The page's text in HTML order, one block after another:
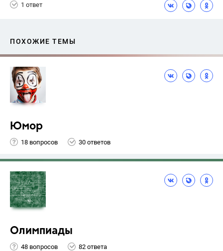
1 ответ
ПОХОЖИЕ ТЕМЫ
Юмор
18 вопросов 30 ответов
Олимпиады
48 вопросов 82 ответа